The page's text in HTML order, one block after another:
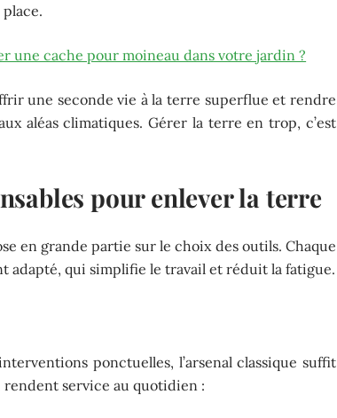
une cache pour moineau dans votre jardin ?
une seconde vie à la terre superflue et rendre
aléas climatiques. Gérer la terre en trop, c’est
pour enlever la terre
en grande partie sur le choix des outils. Chaque
adapté, qui simplifie le travail et réduit la fatigue.
ponctuelles, l’arsenal classique suffit
service au quotidien :